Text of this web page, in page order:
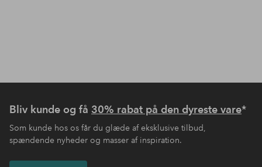
Bliv kunde og få 30% rabat på den dyreste vare*
Som kunde hos os får du glæde af eksklusive tilbud,
spændende nyheder og masser af inspiration.